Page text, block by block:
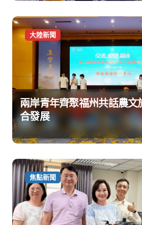
大陸新聞
兩岸青年齊聚福州共話農文
合發展
焦點新聞